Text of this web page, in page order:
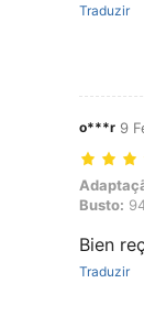
Traduzir
o***r 9
Busto:
Bien
Traduzir